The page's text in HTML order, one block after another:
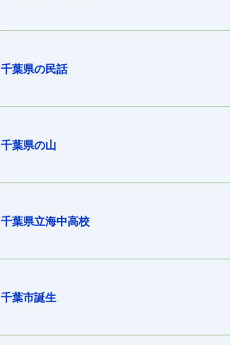
千葉県の民話
千葉県の山
千葉県立海中高校
千葉市誕生